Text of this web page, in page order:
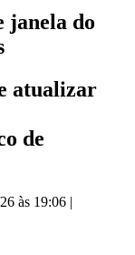
janela do
atualizar
de
às 19:06 |